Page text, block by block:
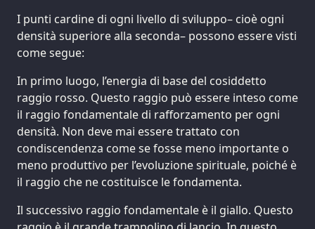
I punti cardine di ogni livello di sviluppo– cioè ogni
densità superiore alla seconda– possono essere visti
come segue:
In primo luogo, l’energia di base del cosiddetto
raggio rosso. Questo raggio può essere inteso come
il raggio fondamentale di rafforzamento per ogni
densità. Non deve mai essere trattato con
condiscendenza come se fosse meno importante o
meno produttivo per l’evoluzione spirituale, poiché è
il raggio che ne costituisce le fondamenta.
Il successivo raggio fondamentale è il giallo. Questo